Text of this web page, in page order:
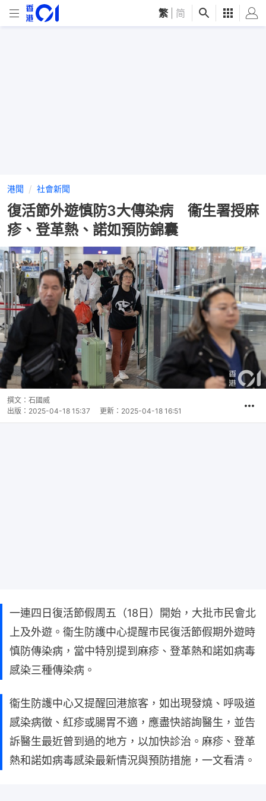
繁 简
港聞 社會新聞
復活節外遊慎防3大傳染病 衞生署授麻
疹、登革熱、諾如預防錦囊
撰文： 石國威
出版： 2025-04-18 15:37 更新： 2025-04-18 16:51
一連四日復活節假周五（18日）開始，大批市民會北
上及外遊。衞生防護中心提醒市民復活節假期外遊時
慎防傳染病，當中特別提到麻疹、登革熱和諾如病毒
感染三種傳染病。
衞生防護中心又提醒回港旅客，如出現發燒、呼吸道
感染病徵、紅疹或腸胃不適，應盡快諮詢醫生，並告
訴醫生最近曾到過的地方，以加快診治。麻疹、登革
熱和諾如病毒感染最新情況與預防措施，一文看清。